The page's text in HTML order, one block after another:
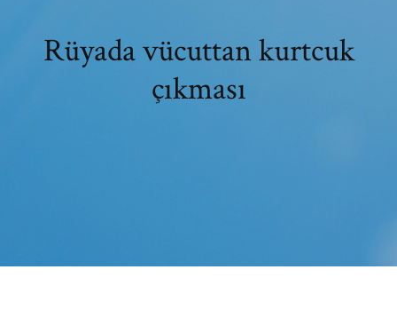
Rüyada vücuttan kurtcuk
çıkması